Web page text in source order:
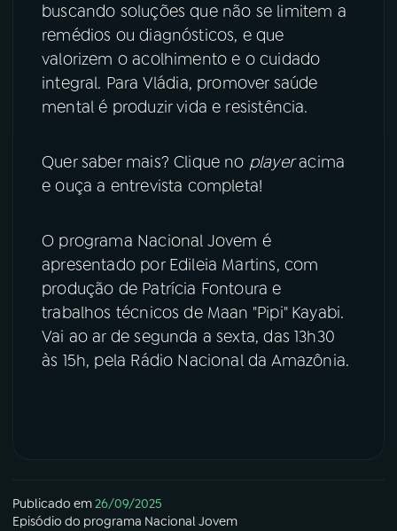
buscando soluções que não se limitem a
remédios ou diagnósticos, e que
valorizem o acolhimento e o cuidado
integral. Para Vládia, promover saúde
mental é produzir vida e resistência.
Quer saber mais? Clique no playeracima
e ouça a entrevista completa!
O programa Nacional Jovem é
apresentado por Edileia Martins, com
produção de Patrícia Fontoura e
trabalhos técnicos de Maan "Pipi" Kayabi.
Vai ao ar de segunda a sexta, das 13h30
às 15h, pela Rádio Nacional da Amazônia.
Publicado em26/09/2025
Episódio do programa Nacional Jovem